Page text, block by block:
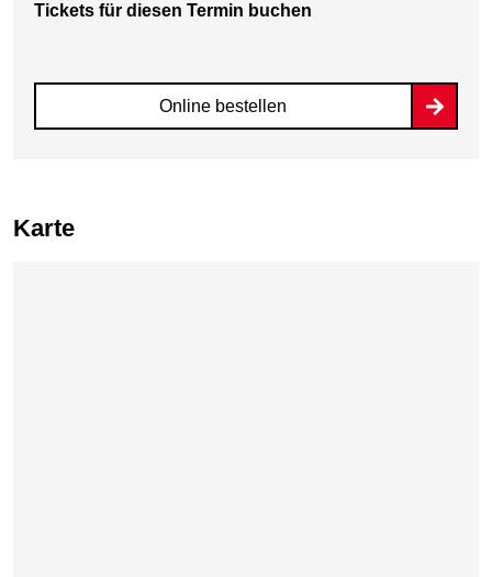
Tickets für diesen Termin buchen
Online bestellen
Karte